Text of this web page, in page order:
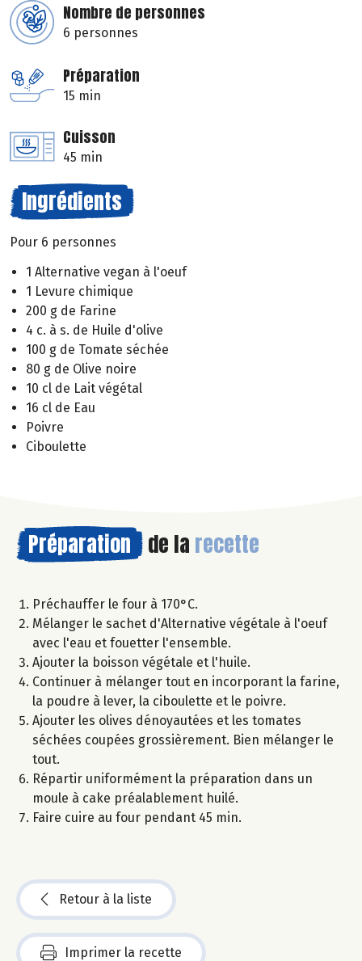
Nombre de personnes
6 personnes
Préparation
15 min
Cuisson
45 min
Ingrédients
Pour 6 personnes
1 Alternative vegan à l'oeuf
1 Levure chimique
200 g de Farine
4 c. à s. de Huile d'olive
100 g de Tomate séchée
80 g de Olive noire
10 cl de Lait végétal
16 cl de Eau
Poivre
Ciboulette
Préparation de la recette
Préchauffer le four à 170°C.
Mélanger le sachet d'Alternative végétale à l'oeuf
avec l'eau et fouetter l'ensemble.
Ajouter la boisson végétale et l'huile.
Continuer à mélanger tout en incorporant la farine,
la poudre à lever, la ciboulette et le poivre.
Ajouter les olives dénoyautées et les tomates
séchées coupées grossièrement. Bien mélanger le
tout.
Répartir uniformément la préparation dans un
moule à cake préalablement huilé.
Faire cuire au four pendant 45 min.
Retour à la liste
Imprimer la recette